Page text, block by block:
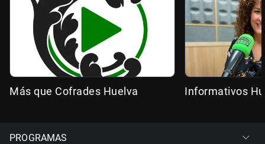
Más que Cofrades Huelva Informativos
PROGRAMAS